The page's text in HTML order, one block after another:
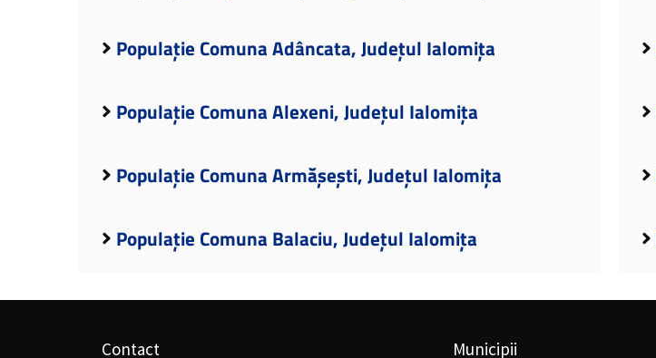
Populație Comuna Adâncata, Județul Ialomița
Populație Comuna Alexeni, Județul Ialomița
Populație Comuna Armășești, Județul Ialomița
Populație Comuna Balaciu, Județul Ialomița
Contact Municipii